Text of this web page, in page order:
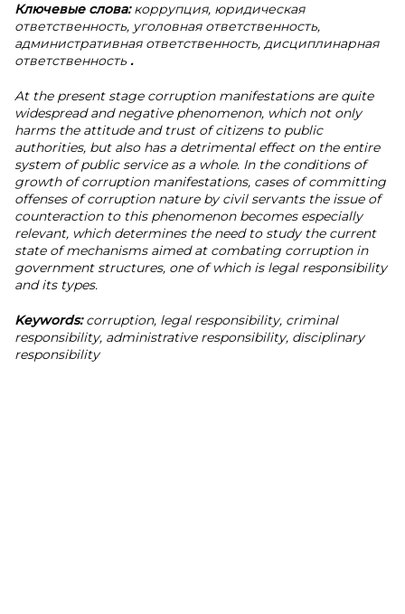
Ключевые слова:коррупция, юридическая
ответственность, уголовная ответственность,
административная ответственность, дисциплинарная
ответственность .
At the present stage corruption manifestations are quite
widespread and negative phenomenon, which not only
harms the attitude and trust of citizens to public
authorities, but also has a detrimental effect on the entire
system of public service as a whole. In the conditions of
growth of corruption manifestations, cases of committing
offenses of corruption nature by civil servants the issue of
counteraction to this phenomenon becomes especially
relevant, which determines the need to study the current
state of mechanisms aimed at combating corruption in
government structures, one of which is legal responsibility
and its types.
Keywords:corruption, legal responsibility, criminal
responsibility, administrative responsibility, disciplinary
responsibility